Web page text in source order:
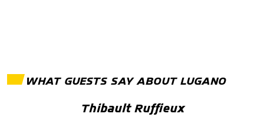
WHAT GUESTS SAY ABOUTLUGANO
Thibault Ruffieux